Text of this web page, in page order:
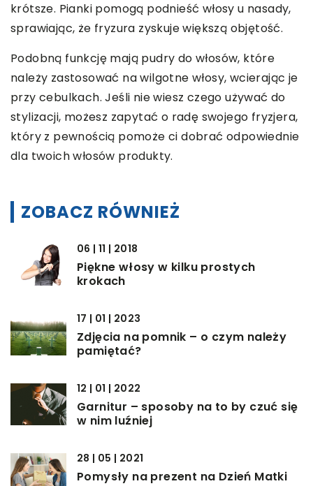
krótsze. Pianki pomogą podnieść włosy u nasady,
sprawiając, że fryzura zyskuje większą objętość.
Podobną funkcję mają pudry do włosów, które
należy zastosować na wilgotne włosy, wcierając je
przy cebulkach. Jeśli nie wiesz czego używać do
stylizacji, możesz zapytać o radę swojego fryzjera,
który z pewnością pomoże ci dobrać odpowiednie
dla twoich włosów produkty.
ZOBACZ RÓWNIEŻ
06 | 11 | 2018
Piękne włosy w kilku prostych
krokach
17 | 01 | 2023
Zdjęcia na pomnik – o czym należy
pamiętać?
12 | 01 | 2022
Garnitur – sposoby na to by czuć się
w nim luźniej
28 | 05 | 2021
Pomysły na prezent na Dzień Matki